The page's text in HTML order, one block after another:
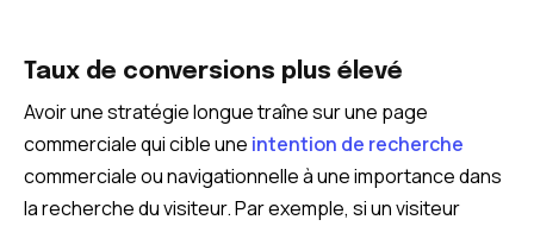
Taux de conversions plus élevé
Avoir une stratégie longue traîne sur une page
commerciale qui cible une intention de recherche
commerciale ou navigationnelle à une importance dans
la recherche du visiteur. Par exemple, si un visiteur